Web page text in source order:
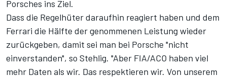
Porsches ins Ziel.
Dass die Regelhüter daraufhin reagiert haben und dem
Ferrari die Hälfte der genommenen Leistung wieder
zurückgeben, damit sei man bei Porsche "nicht
einverstanden", so Stehlig. "Aber FIA/ACO haben viel
mehr Daten als wir. Das respektieren wir. Von unserem